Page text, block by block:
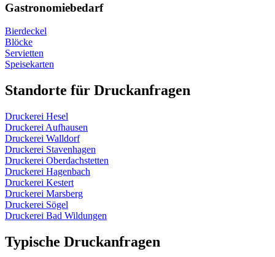
Gastronomiebedarf
Bierdeckel
Blöcke
Servietten
Speisekarten
Standorte für Druckanfragen
Druckerei Hesel
Druckerei Aufhausen
Druckerei Walldorf
Druckerei Stavenhagen
Druckerei Oberdachstetten
Druckerei Hagenbach
Druckerei Kestert
Druckerei Marsberg
Druckerei Sögel
Druckerei Bad Wildungen
Typische Druckanfragen